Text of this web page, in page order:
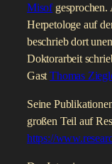
Misofgesprochen.
Herpetologe auf
beschrieb dort
Doktorarbeit
GastThomas
Seine
großen Teil auf
https://